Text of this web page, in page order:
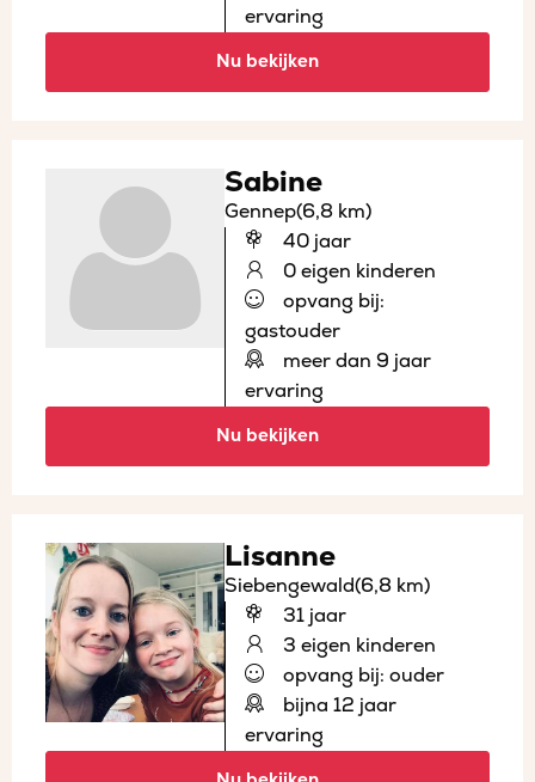
ervaring
Nu bekijken
Sabine
Gennep(6,8 km)
40 jaar
0 eigen kinderen
opvang bij:
gastouder
meer dan 9 jaar
ervaring
Nu bekijken
Lisanne
Siebengewald(6,8 km)
31 jaar
3 eigen kinderen
opvang bij: ouder
bijna 12 jaar
ervaring